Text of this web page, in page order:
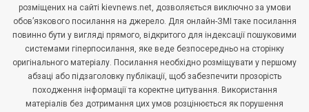
розміщених на сайті kievnews.net, дозволяється виключно за умови
обов’язкового посилання на джерело. Для онлайн-ЗМІ таке посилання
повинно бути у вигляді прямого, відкритого для індексації пошуковими
системами гіперпосилання, яке веде безпосередньо на сторінку
оригінального матеріалу. Посилання необхідно розміщувати у першому
абзаці або підзаголовку публікації, щоб забезпечити прозорість
походження інформації та коректне цитування. Використання
матеріалів без дотримання цих умов розцінюється як порушення